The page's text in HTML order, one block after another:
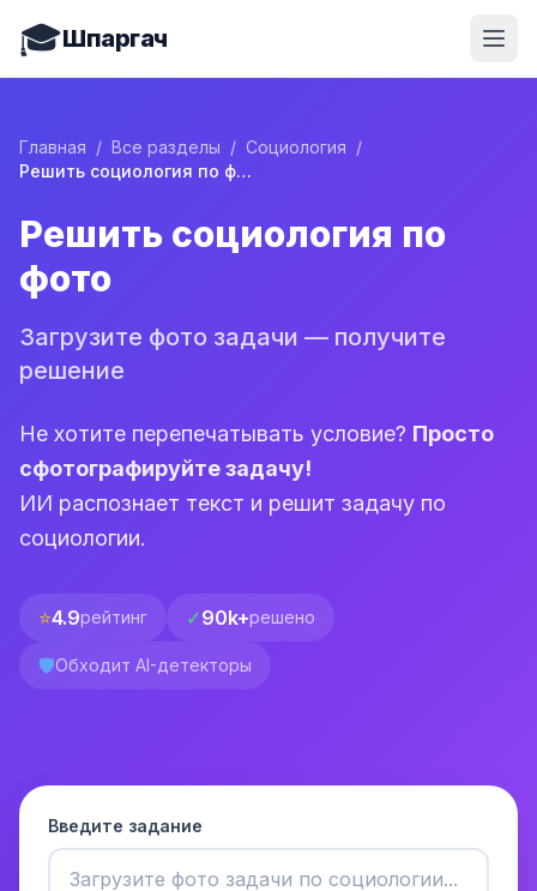
🎓Шпаргач
Главная / Все разделы / Социология /
Решить социология по фото
Решить социология по
фото
Загрузите фото задачи — получите
решение
Не хотите перепечатывать условие? Просто
сфотографируйте задачу!
ИИ распознает текст и решит задачу по
социологии.
⭐4.9рейтинг ✓90k+решено
🛡️Обходит AI-детекторы
Введите задание